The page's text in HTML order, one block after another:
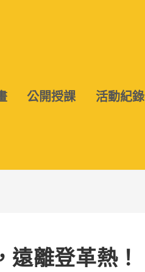
公開授課 活動紀錄
離登革熱！